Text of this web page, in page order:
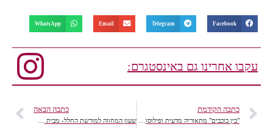
Facebook
Telegram
Email
WhatsApp
עקבו אחרינו גם באינסטגרם:
כתבה הקודמת כתבה הבאה